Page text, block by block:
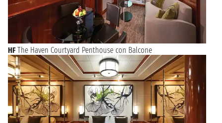
HF The Haven Courtyard Penthouse con Balcone